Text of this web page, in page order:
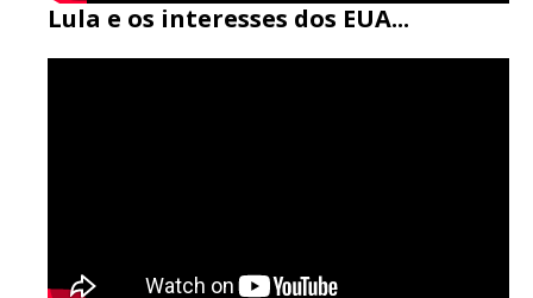
Lula e os interesses dos EUA...